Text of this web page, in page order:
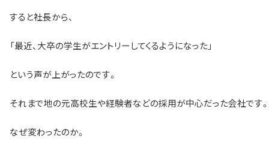
すると社長から、
「最近、大卒の学生がエントリーしてくるようになった」
という声が上がったのです。
それまで地の元高校生や経験者などの採用が中心だった会社です。
なぜ変わったのか。